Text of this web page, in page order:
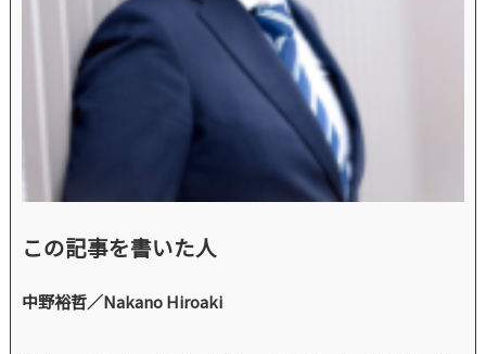
この記事を書いた人
中野裕哲／Nakano Hiroaki